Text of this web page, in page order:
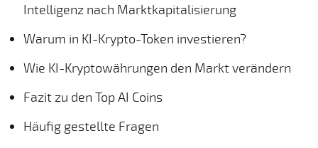
Intelligenz nach Marktkapitalisierung
Warum in KI-Krypto-Token investieren?
Wie KI-Kryptowährungen den Markt verändern
Fazit zu den Top AI Coins
Häufig gestellte Fragen